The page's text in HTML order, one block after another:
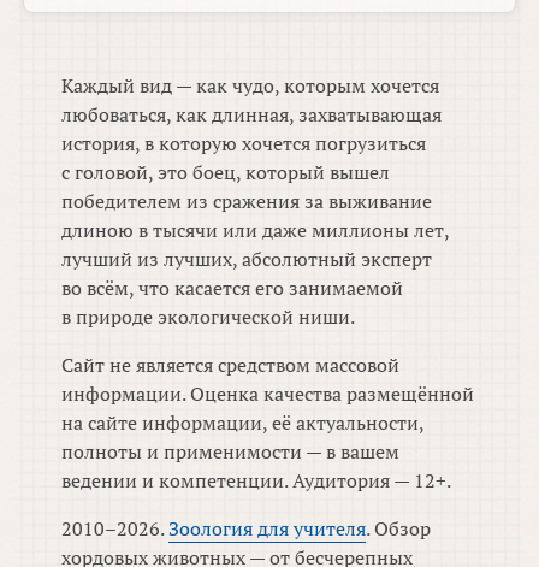
Каждый вид — как чудо, которым хочется
любоваться, как длинная, захватывающая
история, в которую хочется погрузиться
с головой, это боец, который вышел
победителем из сражения за выживание
длиною в тысячи или даже миллионы лет,
лучший из лучших, абсолютный эксперт
во всём, что касается его занимаемой
в природе экологической ниши.
Сайт не является средством массовой
информации. Оценка качества размещённой
на сайте информации, её актуальности,
полноты и применимости — в вашем
ведении и компетенции. Аудитория — 12+.
2010–2026.Зоология для учителя. Обзор
хордовых животных — от бесчерепных